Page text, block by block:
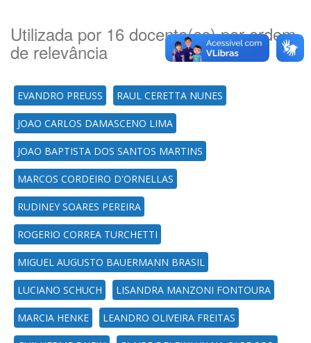
Utilizada por 16 docente(es) por ordem
de relevância
EVANDRO PREUSS RAUL CERETTA NUNES
JOAO CARLOS DAMASCENO LIMA
JOAO BAPTISTA DOS SANTOS MARTINS
MARCOS CORDEIRO D'ORNELLAS
RUDINEY SOARES PEREIRA
ROGERIO CORREA TURCHETTI
MIGUEL AUGUSTO BAUERMANN BRASIL
LUCIANO SCHUCH LISANDRA MANZONI FONTOURA
MARCIA HENKE LEANDRO OLIVEIRA FREITAS